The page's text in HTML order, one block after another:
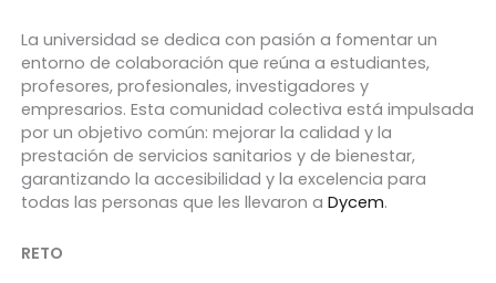
La universidad se dedica con pasión a fomentar un
entorno de colaboración que reúna a estudiantes,
profesores, profesionales, investigadores y
empresarios. Esta comunidad colectiva está impulsada
por un objetivo común: mejorar la calidad y la
prestación de servicios sanitarios y de bienestar,
garantizando la accesibilidad y la excelencia para
todas las personas que les llevaron a Dycem.
RETO